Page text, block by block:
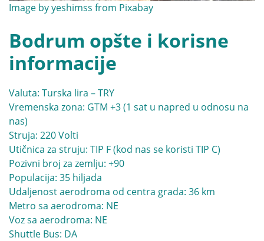
Image byyeshimss from Pixabay
Bodrum opšte i korisne
informacije
Valuta: Turska lira – TRY
Vremenska zona: GTM +3 (1 sat u napred u odnosu na
nas)
Struja: 220 Volti
Utičnica za struju: TIP F (kod nas se koristi TIP C)
Pozivni broj za zemlju: +90
Populacija: 35 hiljada
Udaljenost aerodroma od centra grada: 36 km
Metro sa aerodroma: NE
Voz sa aerodroma: NE
Shuttle Bus: DA